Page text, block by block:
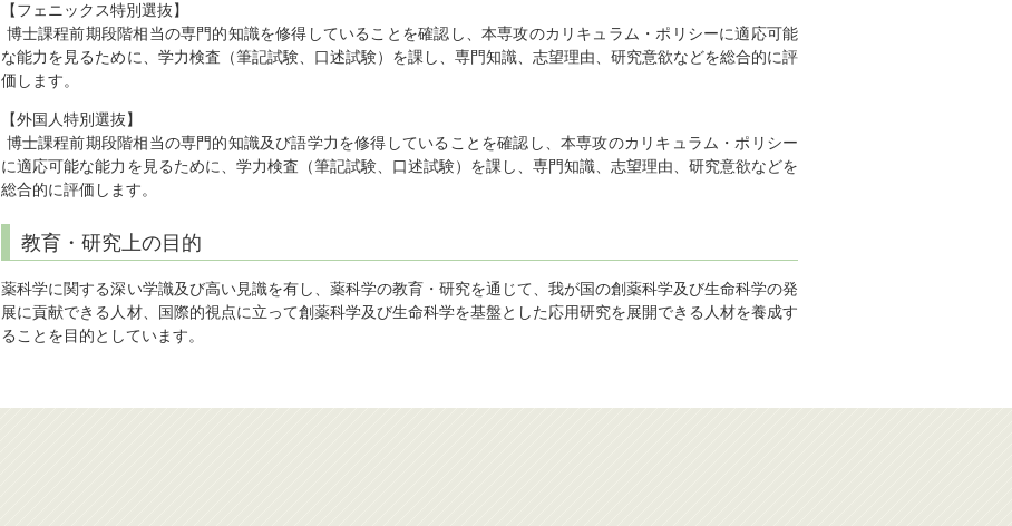
【フェニックス特別選抜】
博士課程前期段階相当の専門的知識を修得していることを確認し、本専攻のカリキュラム・ポリシーに適応可能
な能力を見るために、学力検査（筆記試験、口述試験）を課し、専門知識、志望理由、研究意欲などを総合的に評
価します。
【外国人特別選抜】
博士課程前期段階相当の専門的知識及び語学力を修得していることを確認し、本専攻のカリキュラム・ポリシー
に適応可能な能力を見るために、学力検査（筆記試験、口述試験）を課し、専門知識、志望理由、研究意欲などを
総合的に評価します。
教育・研究上の目的
薬科学に関する深い学識及び高い見識を有し、薬科学の教育・研究を通じて、我が国の創薬科学及び生命科学の発
展に貢献できる人材、国際的視点に立って創薬科学及び生命科学を基盤とした応用研究を展開できる人材を養成す
ることを目的としています。